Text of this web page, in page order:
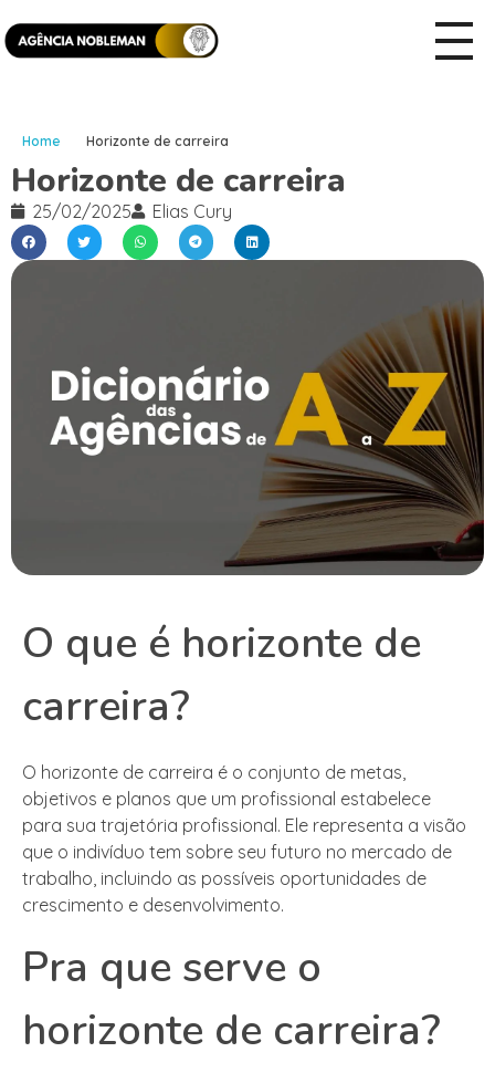
Home Horizonte de carreira
Horizonte de carreira
25/02/2025 Elias Cury
O que é horizonte de
carreira?
O horizonte de carreira é o conjunto de metas,
objetivos e planos que um profissional estabelece
para sua trajetória profissional. Ele representa a visão
que o indivíduo tem sobre seu futuro no mercado de
trabalho, incluindo as possíveis oportunidades de
crescimento e desenvolvimento.
Pra que serve o
horizonte de carreira?